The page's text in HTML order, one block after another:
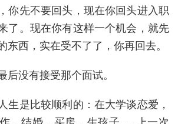
你先不要回头，现在你回头进入职
了。现在你有这样一个机会，就先
东西，实在受不了了，你再回去。
后没有接受那个面试。
生是比较顺利的：在大学谈恋爱，